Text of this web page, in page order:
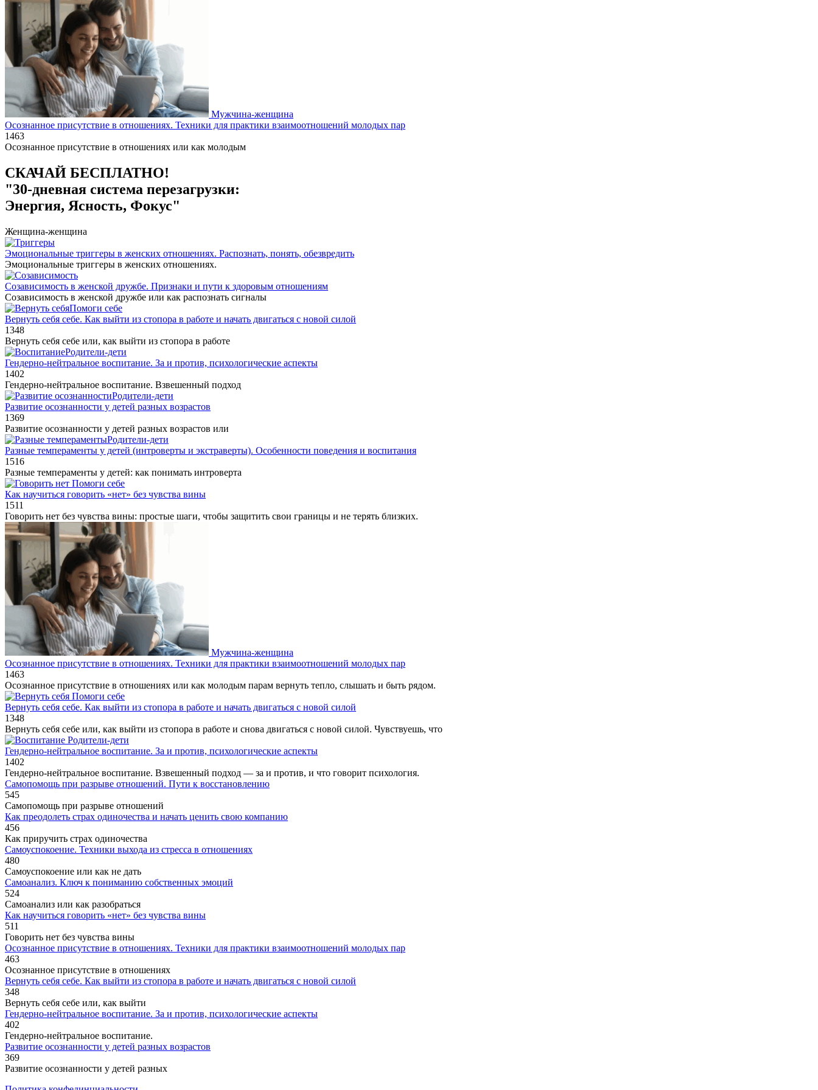
Мужчина-женщина
Осознанное присутствие в отношениях. Техники для практики взаимоотношений молодых пар
1463
Осознанное присутствие в отношениях или как молодым
СКАЧАЙ БЕСПЛАТНО!
"30-дневная система перезагрузки:
Энергия, Ясность, Фокус"
Женщина-женщина
Эмоциональные триггеры в женских отношениях. Распознать, понять, обезвредить
Эмоциональные триггеры в женских отношениях.
Созависимость в женской дружбе. Признаки и пути к здоровым отношениям
Созависимость в женской дружбе или как распознать сигналы
Помоги себе
Вернуть себя себе. Как выйти из стопора в работе и начать двигаться с новой силой
1348
Вернуть себя себе или, как выйти из стопора в работе
Родители-дети
Гендерно-нейтральное воспитание. За и против, психологические аспекты
1402
Гендерно‑нейтральное воспитание. Взвешенный подход
Родители-дети
Развитие осознанности у детей разных возрастов
1369
Развитие осознанности у детей разных возрастов или
Родители-дети
Разные темпераменты у детей (интроверты и экстраверты). Особенности поведения и воспитания
1 516
Разные темпераменты у детей: как понимать интроверта
Помоги себе
Как научиться говорить «нет» без чувства вины
1 511
Говорить нет без чувства вины: простые шаги, чтобы защитить свои границы и не терять близких.
Мужчина-женщина
Осознанное присутствие в отношениях. Техники для практики взаимоотношений молодых пар
1463
Осознанное присутствие в отношениях или как молодым парам вернуть тепло, слышать и быть рядом.
Помоги себе
Вернуть себя себе. Как выйти из стопора в работе и начать двигаться с новой силой
1348
Вернуть себя себе или, как выйти из стопора в работе и снова двигаться с новой силой. Чувствуешь, что
Родители-дети
Гендерно-нейтральное воспитание. За и против, психологические аспекты
1402
Гендерно‑нейтральное воспитание. Взвешенный подход — за и против, и что говорит психология.
Самопомощь при разрыве отношений. Пути к восстановлению
545
Самопомощь при разрыве отношений
Как преодолеть страх одиночества и начать ценить свою компанию
456
Как приручить страх одиночества
Самоуспокоение. Техники выхода из стресса в отношениях
480
Самоуспокоение или как не дать
Самоанализ. Ключ к пониманию собственных эмоций
524
Самоанализ или как разобраться
Как научиться говорить «нет» без чувства вины
511
Говорить нет без чувства вины
Осознанное присутствие в отношениях. Техники для практики взаимоотношений молодых пар
463
Осознанное присутствие в отношениях
Вернуть себя себе. Как выйти из стопора в работе и начать двигаться с новой силой
348
Вернуть себя себе или, как выйти
Гендерно-нейтральное воспитание. За и против, психологические аспекты
402
Гендерно‑нейтральное воспитание.
Развитие осознанности у детей разных возрастов
369
Развитие осознанности у детей разных